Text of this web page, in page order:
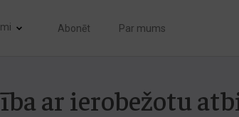
Abonēt Par mums
ar ierobežotu